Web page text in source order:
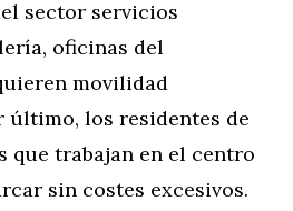
sector servicios
oficinas del
movilidad
último, los residentes de
que trabajan en el centro
sin costes excesivos.